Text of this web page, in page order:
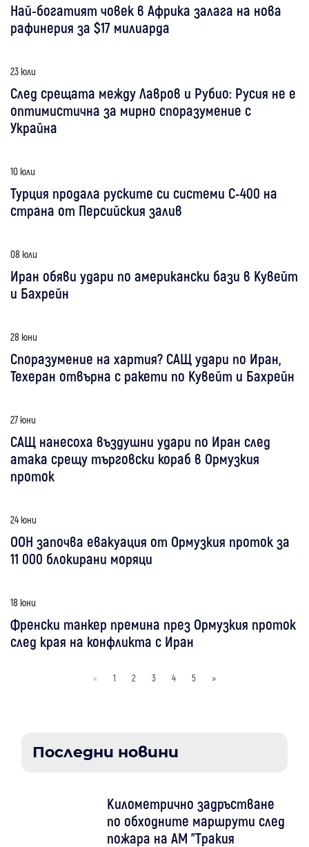
Най-богатият човек в Африка залага на нова
рафинерия за $17 милиарда
23 юли
След срещата между Лавров и Рубио: Русия не е
оптимистична за мирно споразумение с
Украйна
10 юли
Турция продала руските си системи С-400 на
страна от Персийския залив
08 юли
Иран обяви удари по американски бази в Кувейт
и Бахрейн
28 юни
Споразумение на хартия? САЩ удари по Иран,
Техеран отвърна с ракети по Кувейт и Бахрейн
27 юни
САЩ нанесоха въздушни удари по Иран след
атака срещу търговски кораб в Ормузкия
проток
24 юни
ООН започва евакуация от Ормузкия проток за
11 000 блокирани моряци
18 юни
Френски танкер премина през Ормузкия проток
след края на конфликта с Иран
« 1 2 3 4 5 »
Последни новини
Километрично задръстване
по обходните маршрути след
пожара на АМ "Тракия